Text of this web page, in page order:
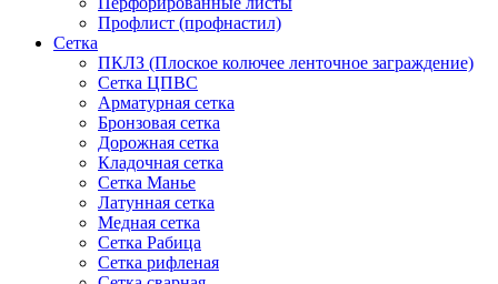
Профлист (профнастил)
Сетка
ПКЛЗ (Плоское колючее ленточное заграждение)
Сетка ЦПВС
Арматурная сетка
Бронзовая сетка
Дорожная сетка
Кладочная сетка
Сетка Манье
Латунная сетка
Медная сетка
Сетка Рабица
Сетка рифленая